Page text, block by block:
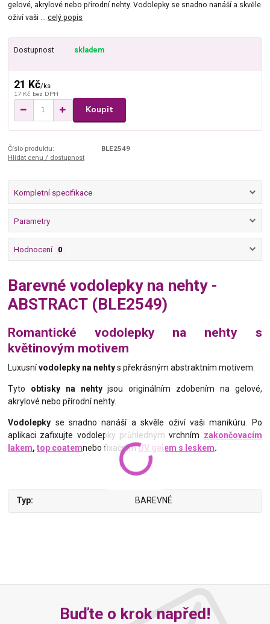
gelové, akrylové nebo přírodní nehty. Vodolepky se snadno nanáší a skvěle
oživí vaši ...celý popis
Dostupnost skladem
21 Kč/ks
17 Kč bez DPH
Koupit
Číslo produktu:
BLE2549
Hlídat cenu / dostupnost
Kompletní specifikace
Parametry
Hodnocení 0
Barevné vodolepky na nehty -
ABSTRACT (BLE2549)
Romantické vodolepky na nehty s
květinovým motivem
Luxusnívodolepky na nehtys překrásným abstraktním motivem.
Tyto obtisky na nehtyjsou originálním zdobením na gelové,
akrylové nebo přírodní nehty.
Vodolepky se snadno nanáší a skvěle oživí vaši manikúru. Po
aplikaci zafixujte vodolepky průhledným vrchním zakončovacím
lakem,top coatemnebo fixačnímUV gelem s leskem.
Typ BAREVNÉ
Buďte o krok napřed!